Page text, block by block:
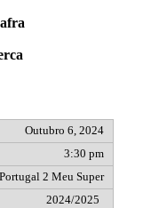
Outubro 6, 2024
3:30 pm
2 Meu Super
2024/2025